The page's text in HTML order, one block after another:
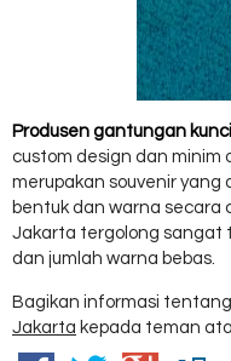
Produsen gantungan
custom design dan minim
merupakan souvenir yang
bentuk dan warna secara
Jakarta tergolong sangat
dan jumlah warna bebas.
Bagikan informasi tentang
Jakarta kepada teman